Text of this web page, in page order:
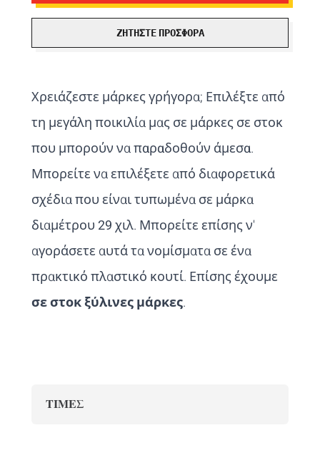
ΖΗΤΉΣΤΕ ΠΡΟΣΦΟΡΆ
Χρειάζεστε μάρκες γρήγορα; Επιλέξτε από
τη μεγάλη ποικιλία μας σε μάρκες σε στοκ
που μπορούν ναπαραδοθούν άμεσα.
Μπορείτε να επιλέξετε από διαφορετικά
σχέδια που είναι τυπωμένα σε μάρκα
διαμέτρου29 χιλ. Μπορείτε επίσης ν'
αγοράσετε αυτά τα νομίσματα σε ένα
πρακτικό πλαστικό κουτί. Επίσης έχουμε
σε στοκ ξύλινες μάρκες.
ΤΙΜΈΣ